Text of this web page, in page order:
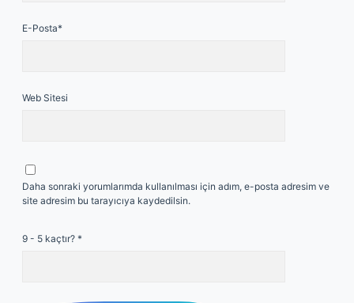
E-Posta*
Web Sitesi
Daha sonraki yorumlarımda kullanılması için adım, e-posta adresim ve
site adresim bu tarayıcıya kaydedilsin.
9 - 5 kaçtır? *